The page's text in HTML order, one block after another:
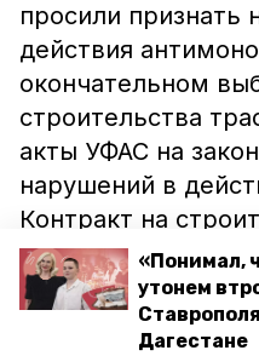
«Понимал,
утонем
Дагестане
просили признать
действия
окончательном
строительства
акты УФАС на
нарушений в
Контракт на
заключат с
Строительство